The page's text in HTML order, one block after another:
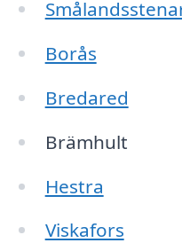
Borås
Bredared
Brämhult
Hestra
Viskafors